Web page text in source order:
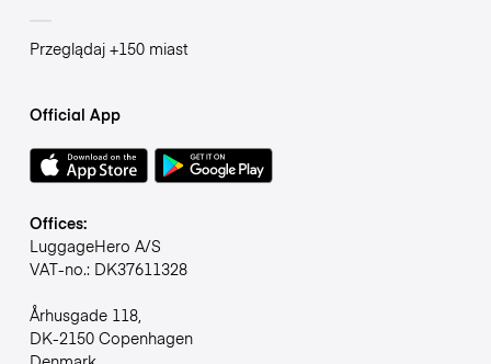
Przeglądaj +150 miast
Official App
Offices:
LuggageHero A/S
VAT-no.: DK37611328
Århusgade 118,
DK-2150 Copenhagen